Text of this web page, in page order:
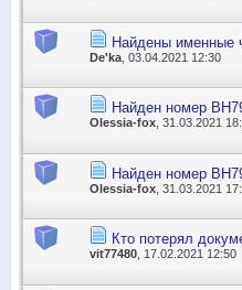
Найдены именные
De'ka , 03.04.2021 12:30
Найден номер
Olessia-fox , 31.03.2021
Найден номер
Olessia-fox , 31.03.2021
Кто потерял
vit77480 , 17.02.2021 12:50